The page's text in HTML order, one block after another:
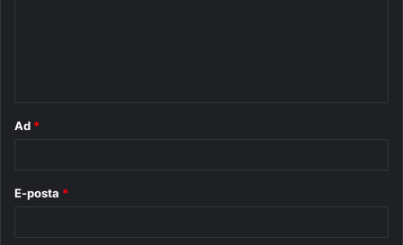
Ad *
E-posta *